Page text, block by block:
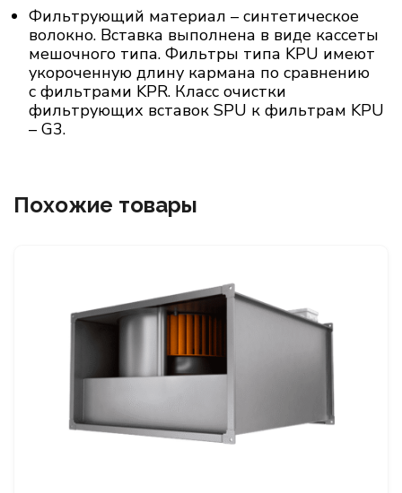
Фильтрующий материал – синтетическое
волокно. Вставка выполнена в виде кассеты
мешочного типа. Фильтры типа KPU имеют
укороченную длину кармана по сравнению
с фильтрами KPR. Класс очистки
фильтрующих вставок SPU к фильтрам KPU
– G3.
Похожие товары